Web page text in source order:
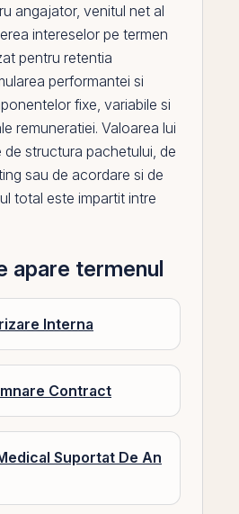
angajator, venitul net al
intereselor pe termen
pentru retentia
performantei si
fixe, variabile si
remuneratiei. Valoarea lui
structura pachetului, de
sau de acordare si de
total este impartit intre
apare termenul
Interna
Contract
Suportat De An